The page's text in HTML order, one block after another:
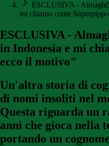
ESCLUSIVA -
mi chiamo come
ESCLUSIVA -
in Indonesia e mi
ecco il motivo"
Un'altra storia di
di nomi insoliti nel
Questa riguarda un
anni che gioca nella
portando un